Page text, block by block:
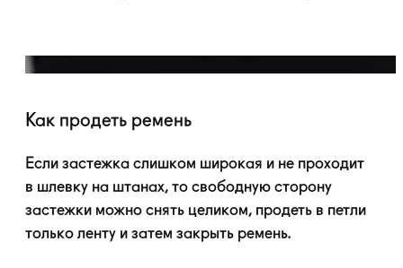
Как продеть ремень
Если застежка слишком широкая и не проходит
в шлевку на штанах, то свободную сторону
застежки можно снять целиком, продеть в петли
только ленту и затем закрыть ремень.